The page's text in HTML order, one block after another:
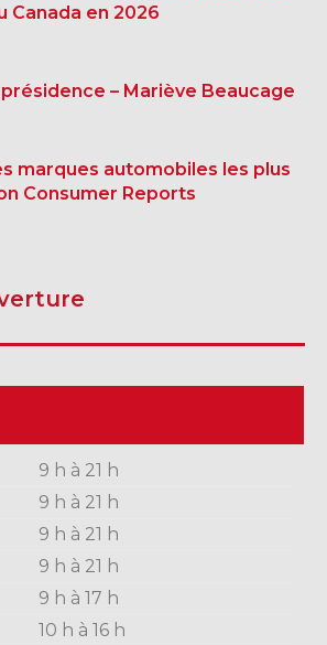
Canada en 2026
– Mariève Beaucage
marques automobiles les plus
Consumer Reports
9 h à 21 h
9 h à 21 h
9 h à 21 h
9 h à 21 h
9 h à 17 h
10 h à 16 h